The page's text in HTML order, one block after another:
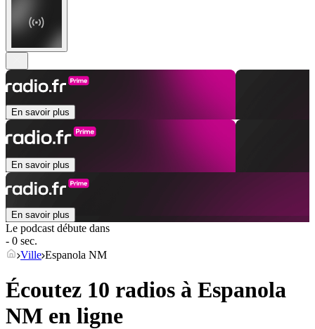
En savoir plus
En savoir plus
En savoir plus
Le podcast débute dans
- 0 sec.
Ville Espanola NM
Écoutez 10 radios à Espanola
NM en ligne